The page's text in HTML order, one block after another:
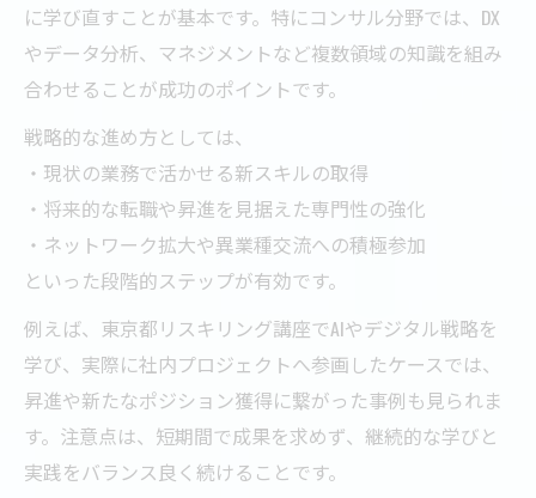
に学び直すことが基本です。特にコンサル分野では、DX
やデータ分析、マネジメントなど複数領域の知識を組み
合わせることが成功のポイントです。
戦略的な進め方としては、
・現状の業務で活かせる新スキルの取得
・将来的な転職や昇進を見据えた専門性の強化
・ネットワーク拡大や異業種交流への積極参加
といった段階的ステップが有効です。
例えば、東京都リスキリング講座でAIやデジタル戦略を
学び、実際に社内プロジェクトへ参画したケースでは、
昇進や新たなポジション獲得に繋がった事例も見られま
す。注意点は、短期間で成果を求めず、継続的な学びと
実践をバランス良く続けることです。